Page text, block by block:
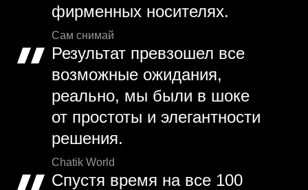
фирменных носителях.
Сам снимай
Результат превзошел все
возможные ожидания,
реально, мы были в шоке
от простоты и элегантности
решения.
Chatik World
Спустя время на все 100